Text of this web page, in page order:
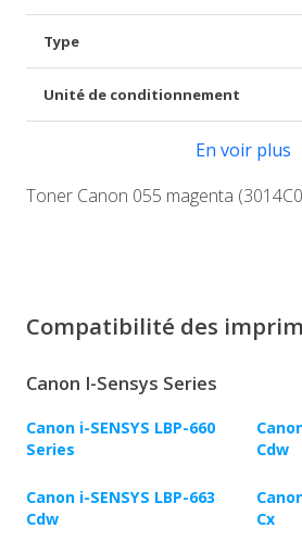
Type
Unité de conditionnement
En voir plus
Toner Canon 055 magenta
Compatibilité des
Canon I-Sensys Series
Canon i-SENSYS LBP-660
Series
Cdw
Canon i-SENSYS LBP-663
Cdw
Cx